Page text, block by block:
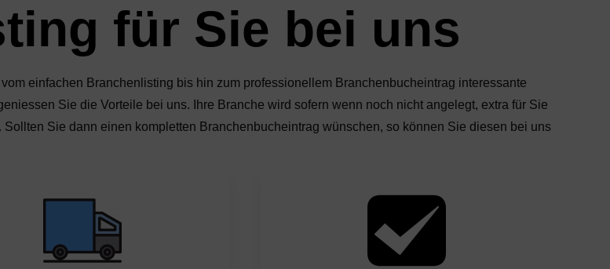
für Sie bei uns
einfachen Branchenlisting bis hin zum professionellem Branchenbucheintrag interessante
Sie die Vorteile bei uns. Ihre Branche wird sofern wenn noch nicht angelegt, extra für Sie
Sie dann einen kompletten Branchenbucheintrag wünschen, so können Sie diesen bei uns